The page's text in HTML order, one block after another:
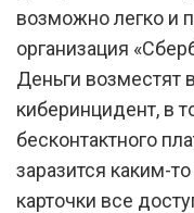
возможно легко и
организация
Деньги возместят
киберинцидент, в
бесконтактного
заразится каким-
карточки все